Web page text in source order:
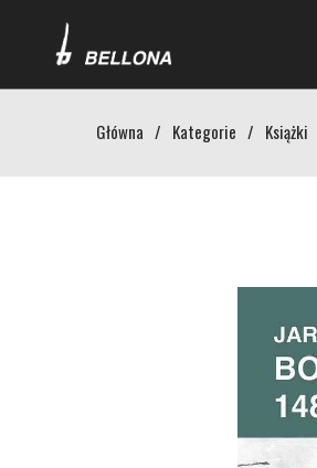
Główna / Kategorie / Książki